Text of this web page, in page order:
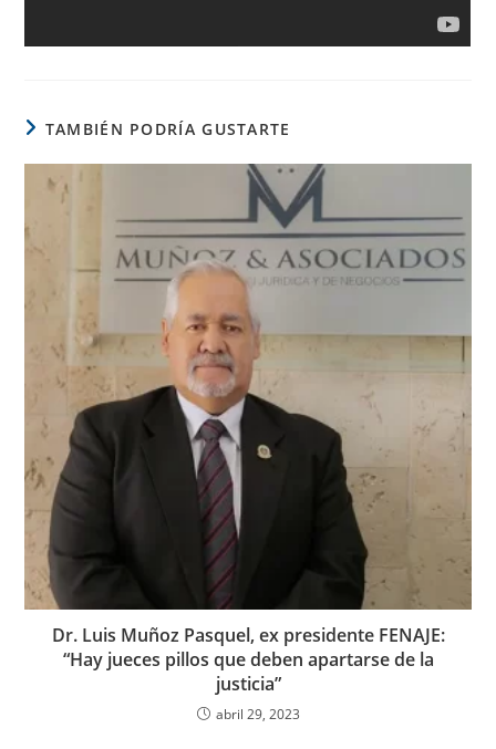
TAMBIÉN PODRÍA GUSTARTE
Dr. Luis Muñoz Pasquel, ex presidente FENAJE:
“Hay jueces pillos que deben apartarse de la
justicia”
abril 29, 2023